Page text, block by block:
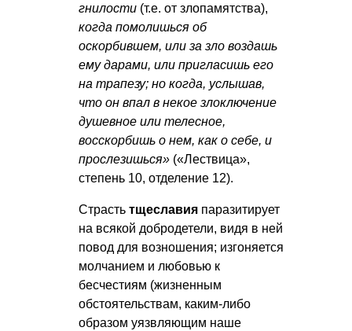
гнилости (т.е. от злопамятства),
когда помолишься об
оскорбившем, или за зло воздашь
ему дарами, или пригласишь его
на трапезу; но когда, услышав,
что он впал в некое злоключение
душевное или телесное,
восскорбишь о нем, как о себе, и
прослезишься» («Лествица»,
степень 10, отделение 12).
Страсть тщеславия паразитирует
на всякой добродетели, видя в ней
повод для возношения; изгоняется
молчанием и любовью к
бесчестиям (жизненным
обстоятельствам, каким-либо
образом уязвляющим наше